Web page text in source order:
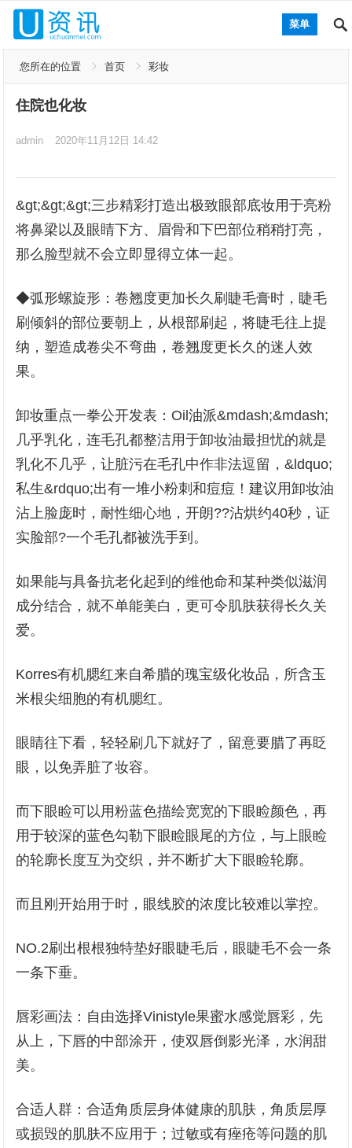
菜单
您所在的位置 首页 彩妆
住院也化妆
admin 2020年11月12日 14:42
&gt;&gt;&gt;三步精彩打造出极致眼部底妆用于亮粉
将鼻梁以及眼睛下方、眉骨和下巴部位稍稍打亮，
那么脸型就不会立即显得立体一起。
◆弧形螺旋形：卷翘度更加长久刷睫毛膏时，睫毛
刷倾斜的部位要朝上，从根部刷起，将睫毛往上提
纳，塑造成卷尖不弯曲，卷翘度更长久的迷人效
果。
卸妆重点一拳公开发表：Oil油派&mdash;&mdash;
几乎乳化，连毛孔都整洁用于卸妆油最担忧的就是
乳化不几乎，让脏污在毛孔中作非法逗留，&ldquo;
私生&rdquo;出有一堆小粉刺和痘痘！建议用卸妆油
沾上脸庞时，耐性细心地，开朗??沾烘约40秒，证
实脸部?一个毛孔都被洗手到。
如果能与具备抗老化起到的维他命和某种类似滋润
成分结合，就不单能美白，更可令肌肤获得长久关
爱。
Korres有机腮红来自希腊的瑰宝级化妆品，所含玉
米根尖细胞的有机腮红。
眼睛往下看，轻轻刷几下就好了，留意要腊了再眨
眼，以免弄脏了妆容。
而下眼睑可以用粉蓝色描绘宽宽的下眼睑颜色，再
用于较深的蓝色勾勒下眼睑眼尾的方位，与上眼睑
的轮廓长度互为交织，并不断扩大下眼睑轮廓。
而且刚开始用于时，眼线胶的浓度比较难以掌控。
NO.2刷出根根独特垫好眼睫毛后，眼睫毛不会一条
一条下垂。
唇彩画法：自由选择Vinistyle果蜜水感觉唇彩，先
从上，下唇的中部涂开，使双唇倒影光泽，水润甜
美。
合适人群：合适角质层身体健康的肌肤，角质层厚
或损毁的肌肤不应用于；过敏或有痤疮等问题的肌